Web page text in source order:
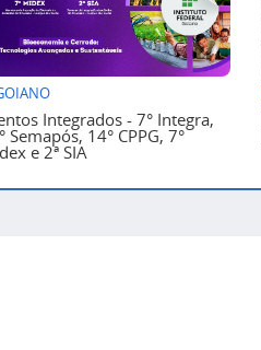
Integrados - 7° Integra,
Semapós, 14° CPPG, 7°
e 2ª SIA